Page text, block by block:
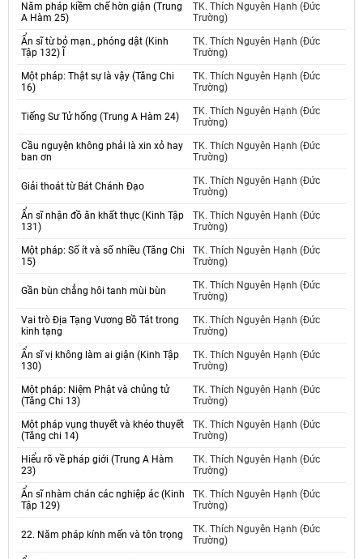
Năm pháp kiềm chế hờn giận (Trung
A Hàm 25)
TK. Thích Nguyên Hạnh (Đức
Trường)
Ẩn sĩ từ bỏ mạn., phóng dật (Kinh
Tập 132) Ĩ
TK. Thích Nguyên Hạnh (Đức
Trường)
Một pháp: Thật sự là vậy (Tăng Chi
16)
TK. Thích Nguyên Hạnh (Đức
Trường)
Tiếng Sư Tử hống (Trung A Hàm 24)
TK. Thích Nguyên Hạnh (Đức
Trường)
Cầu nguyện không phải là xin xỏ hay
ban ơn
TK. Thích Nguyên Hạnh (Đức
Trường)
Giải thoát từ Bát Chánh Đạo
TK. Thích Nguyên Hạnh (Đức
Trường)
Ẩn sĩ nhận đồ ăn khất thực (Kinh Tập
131)
TK. Thích Nguyên Hạnh (Đức
Trường)
Một pháp: Số ít và số nhiều (Tăng Chi
15)
TK. Thích Nguyên Hạnh (Đức
Trường)
Gần bùn chẳng hôi tanh mùi bùn
TK. Thích Nguyên Hạnh (Đức
Trường)
Vai trò Địa Tạng Vương Bồ Tát trong
kinh tạng
TK. Thích Nguyên Hạnh (Đức
Trường)
Ẩn sĩ vị không làm ai giận (Kinh Tập
130)
TK. Thích Nguyên Hạnh (Đức
Trường)
Một pháp: Niệm Phật và chủng tử
(Tăng Chi 13)
TK. Thích Nguyên Hạnh (Đức
Trường)
Một pháp vụng thuyết và khéo thuyết
(Tăng chi 14)
TK. Thích Nguyên Hạnh (Đức
Trường)
Hiểu rõ về pháp giới (Trung A Hàm
23)
TK. Thích Nguyên Hạnh (Đức
Trường)
Ẩn sĩ nhàm chán các nghiệp ác (Kinh
Tập 129)
TK. Thích Nguyên Hạnh (Đức
Trường)
22. Năm pháp kính mến và tôn trọng
TK. Thích Nguyên Hạnh (Đức
Trường)